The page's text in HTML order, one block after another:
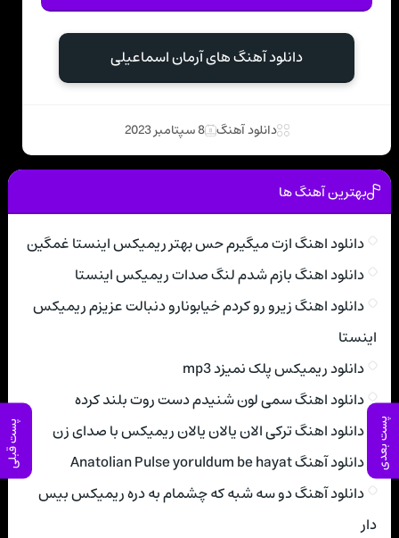
پست بعدی پست قبلی
دانلود آهنگ های آرمان اسماعیلی
دانلود آهنگ 8 سپتامبر 2023
بهترین آهنگ ها
دانلود اهنگ ازت میگیرم حس بهتر ریمیکس اینستا غمگین
دانلود اهنگ بازم شدم لنگ صدات ریمیکس اینستا
دانلود اهنگ زیرو رو کردم خیابونارو دنبالت عزیزم ریمیکس
اینستا
دانلود ریمیکس پلک نمیزد mp3
دانلود اهنگ سمی لون شنیدم دست روت بلند کرده
دانلود اهنگ ترکی الان یالان یالان ریمیکس با صدای زن
دانلود آهنگ Anatolian Pulse yoruldum be hayat
دانلود آهنگ دو سه شبه که چشمام به دره ریمیکس بیس
دار